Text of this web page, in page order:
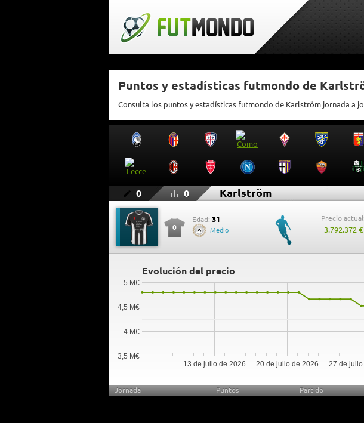
Puntos y estadísticas futmondo de
Consulta los puntos y estadísticas futmondo de Karlström jornada a
0 0 Karlström
0
Edad: 31
Medio
Precio actual:
3.792.372 €
Evolución del precio
13 de julio de 2026 20 de julio de 2026 27 de
3,5 M€
4 M€
4,5 M€
5 M€
Jornada Puntos Partido